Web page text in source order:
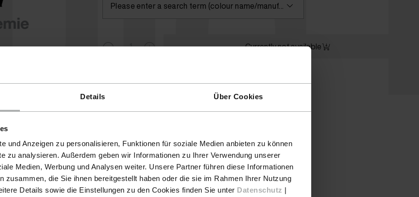
Details Über Cookies
und Anzeigen zu personalisieren, Funktionen für soziale Medien anbieten zu können
zu analysieren. Außerdem geben wir Informationen zu Ihrer Verwendung unserer
Medien, Werbung und Analysen weiter. Unsere Partner führen diese Informationen
zusammen, die Sie ihnen bereitgestellt haben oder die sie im Rahmen Ihrer Nutzung
Details sowie die Einstellungen zu den Cookies finden Sie unter Datenschutz |
Please enter a search term (colour name/manufacturer) or select a colour
Currently not available